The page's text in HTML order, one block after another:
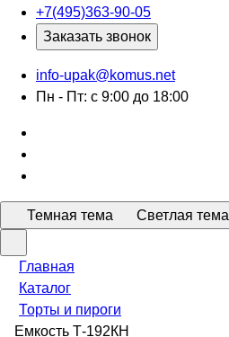
+7(495)363-90-05
Заказать звонок
info-upak@komus.net
Пн - Пт: с 9:00 до 18:00
Темная тема Светлая тема
Главная
Каталог
Торты и пироги
Емкость Т-192КН